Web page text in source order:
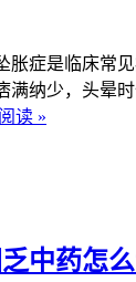
是临床常
纳少，头晕
读 »
中药怎么